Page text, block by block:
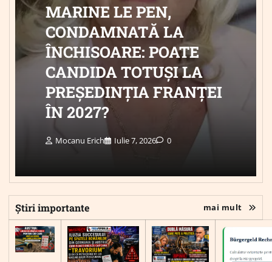
MARINE LE PEN,
CONDAMNATĂ LA
ÎNCHISOARE: POATE
CANDIDA TOTUȘI LA
PREȘEDINȚIA FRANȚEI
ÎN 2027?
Mocanu Erich Iulie 7, 2026 0
Știri importante mai mult